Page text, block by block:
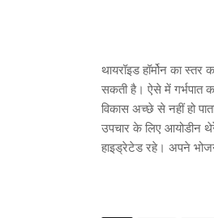
थायरॉइड हॉर्मोन का स्तर
सकती है। ऐसे में गर्भपात
विकास अच्छे से नहीं हो
उपचार के लिए आयोडीन
हाइड्रेटेड रहे। अपने